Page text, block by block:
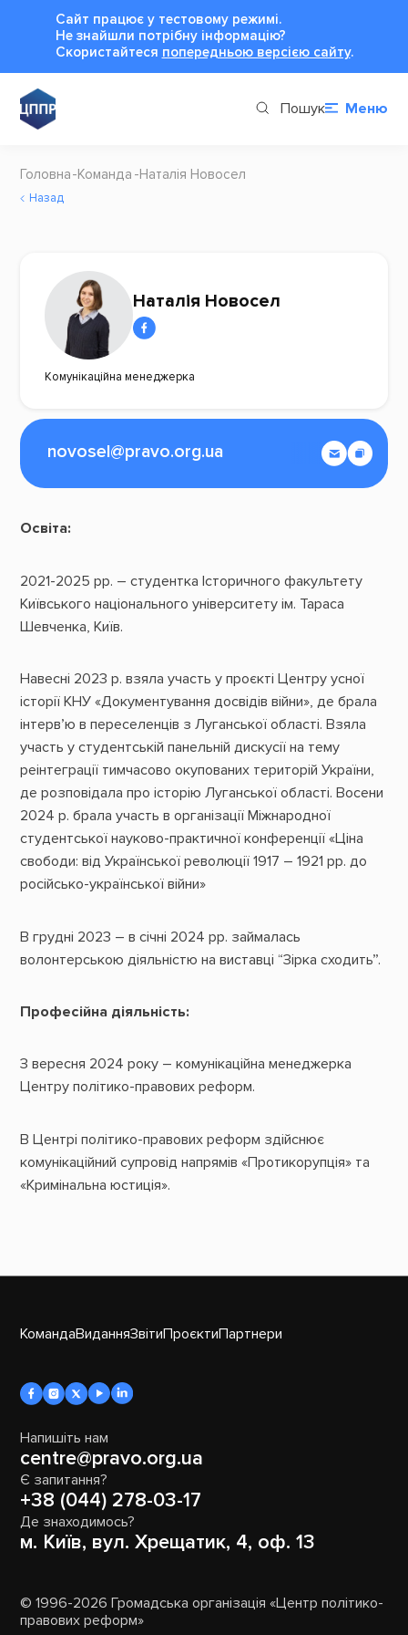
Сайт працює у тестовому режимі.
Не знайшли потрібну інформацію?
Cкористайтеся попередньою версією сайту.
Пошук Меню
Головна Команда Наталія Новосел
Назад
Наталія Новосел
Комунікаційна менеджерка
novosel@pravo.org.ua
Освіта:
2021-2025 рр. – студентка Історичного факультету
Київського національного університету ім. Тараса
Шевченка, Київ.
Навесні 2023 р. взяла участь у проєкті Центру усної
історії КНУ «Документування досвідів війни», де брала
інтерв’ю в переселенців з Луганської області. Взяла
участь у студентській панельній дискусії на тему
реінтеграції тимчасово окупованих територій України,
де розповідала про історію Луганської області. Восени
2024 р. брала участь в організації Міжнародної
студентської науково-практичної конференції «Ціна
свободи: від Української революції 1917 – 1921 рр. до
російсько-української війни»
В грудні 2023 – в січні 2024 рр. займалась
волонтерською діяльністю на виставці “Зірка сходить”.
Професійна діяльність:
З вересня 2024 року – комунікаційна менеджерка
Центру політико-правових реформ.
В Центрі політико-правових реформ здійснює
комунікаційний супровід напрямів «Протикорупція» та
«Кримінальна юстиція».
КомандаВиданняЗвітиПроєктиПартнери
Напишіть нам
centre@pravo.org.ua
Є запитання?
+38 (044) 278-03-17
Де знаходимось?
м. Київ, вул. Хрещатик, 4, оф. 13
© 1996-2026 Громадська організація «Центр політико-
правових реформ»